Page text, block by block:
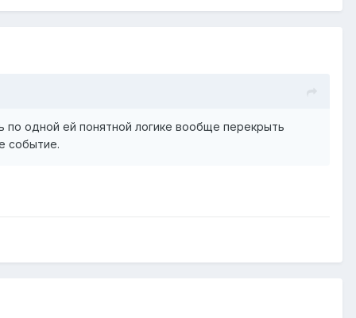
по одной ей понятной логике вообще перекрыть
событие.